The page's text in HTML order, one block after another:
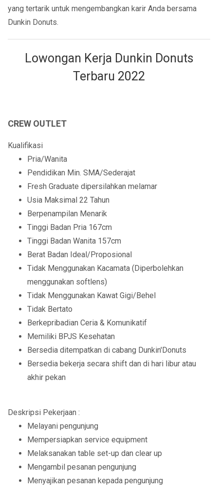
yang tertarik untuk mengembangkan karir Anda bersama
Dunkin Donuts.
Lowongan Kerja Dunkin Donuts
Terbaru 2022
CREW OUTLET
Kualifikasi
Pria/Wanita
Pendidikan Min. SMA/Sederajat
Fresh Graduate dipersilahkan melamar
Usia Maksimal 22 Tahun
Berpenampilan Menarik
Tinggi Badan Pria 167cm
Tinggi Badan Wanita 157cm
Berat Badan Ideal/Proposional
Tidak Menggunakan Kacamata (Diperbolehkan
menggunakan softlens)
Tidak Menggunakan Kawat Gigi/Behel
Tidak Bertato
Berkepribadian Ceria & Komunikatif
Memiliki BPJS Kesehatan
Bersedia ditempatkan di cabang Dunkin'Donuts
Bersedia bekerja secara shift dan di hari libur atau
akhir pekan
Deskripsi Pekerjaan :
Melayani pengunjung
Mempersiapkan service equipment
Melaksanakan table set-up dan clear up
Mengambil pesanan pengunjung
Menyajikan pesanan kepada pengunjung